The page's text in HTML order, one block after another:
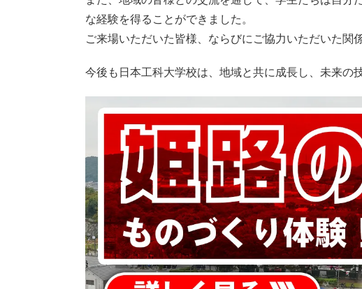
な経験を得ることができました。
ご来場いただいた皆様、ならびにご協力いただいた関
今後も日本工科大学校は、地域と共に成長し、未来の